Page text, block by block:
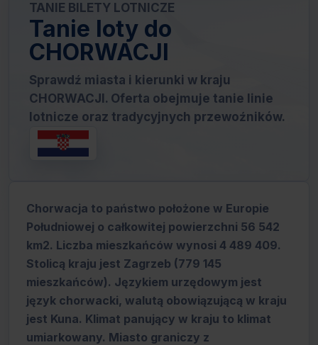
TANIE BILETY LOTNICZE
Tanie loty do
CHORWACJI
Sprawdź miasta i kierunki w kraju
CHORWACJI. Oferta obejmuje tanie linie
lotnicze oraz tradycyjnych przewoźników.
Chorwacja to państwo położone w Europie
Południowej o całkowitej powierzchni 56 542
km2. Liczba mieszkańców wynosi 4 489 409.
Stolicą kraju jest Zagrzeb (779 145
mieszkańców). Językiem urzędowym jest
język chorwacki, walutą obowiązującą w kraju
jest Kuna. Klimat panujący w kraju to klimat
umiarkowany. Miasto graniczy z